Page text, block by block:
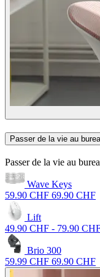
Passer de la vie au
Passer de la vie au
Wave Keys
59.90 CHF 69.90 CHF
Lift
49.90 CHF - 79.90
Brio 300
59.99 CHF 69.90 CHF